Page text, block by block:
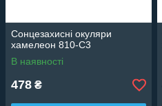
Сонцезахисні окуляри
хамелеон 810-C3
В наявності
478 ₴